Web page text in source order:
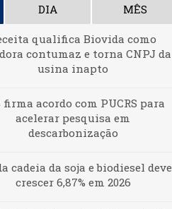
DIA MÊS
qualifica Biovida como
contumaz e torna CNPJ da
usina inapto
firma acordo com PUCRS para
acelerar pesquisa em
descarbonização
cadeia da soja e biodiesel deve
crescer 6,87% em 2026